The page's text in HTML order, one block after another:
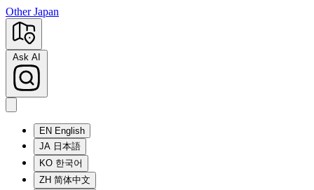
Other Japan
Ask AI
EN English
JA 日本語
KO 한국어
ZH 简体中文